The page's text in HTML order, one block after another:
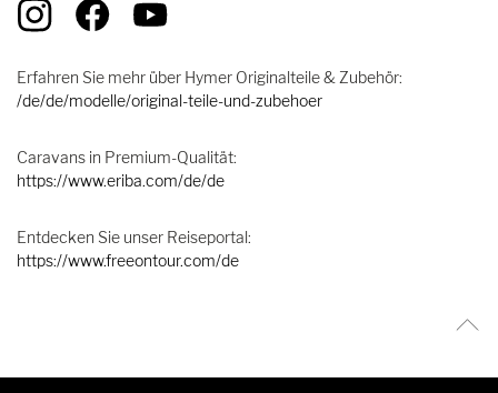
Erfahren Sie mehr über Hymer Originalteile & Zubehör:
/de/de/modelle/original-teile-und-zubehoer
Caravans in Premium-Qualität:
https://www.eriba.com/de/de
Entdecken Sie unser Reiseportal:
https://www.freeontour.com/de